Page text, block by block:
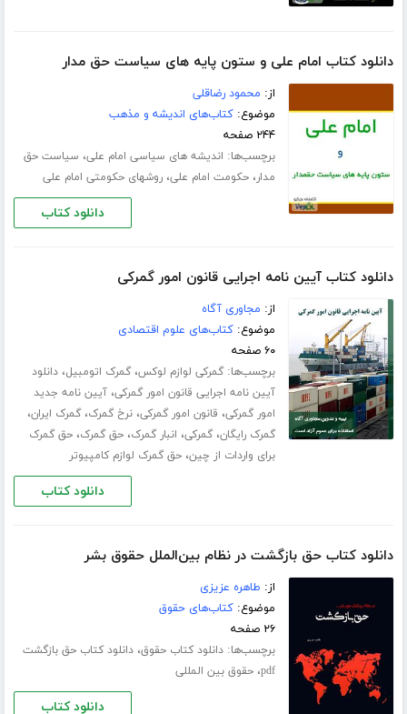
دانلود کتاب امام علی و ستون پایه های سیاست حق مدار
از: محمود رضاقلی
موضوع:کتاب‌های اندیشه و مذهب
۲۴۴ صفحه
برچسب‌ها: اندیشه های سیاسی امام علی، سیاست حق
مدار،حکومت امام علی،روشهای حکومتی امام علی
دانلود کتاب
دانلود کتاب آیین نامه اجرایی قانون امور گمرکی
از: مجاوری آگاه
موضوع:کتاب‌های علوم اقتصادی
۶۰ صفحه
برچسب‌ها:گمرکی لوازم لوکس،گمرک اتومبیل،دانلود
آیین نامه اجرایی قانون امور گمرکی،آیین نامه جدید
امور گمرکی، قانون امور گمرکی،نرخ گمرک،گمرک ایران،
گمرک رایگان،گمرکی، انبار گمرک،حق گمرک،حق گمرک
برای واردات از چین،حق گمرک لوازم کامپیوتر
دانلود کتاب
دانلود کتاب حق بازگشت در نظام بین‌الملل حقوق بشر
از: طاهره عزیزی
موضوع:کتاب‌های حقوق
۲۶ صفحه
برچسب‌ها:دانلود کتاب حقوق،دانلود کتاب حق بازگشت
pdf،حقوق بین المللی
دانلود کتاب